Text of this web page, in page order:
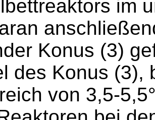
im
Konus (3)
des Konus (3),
von 3,5-